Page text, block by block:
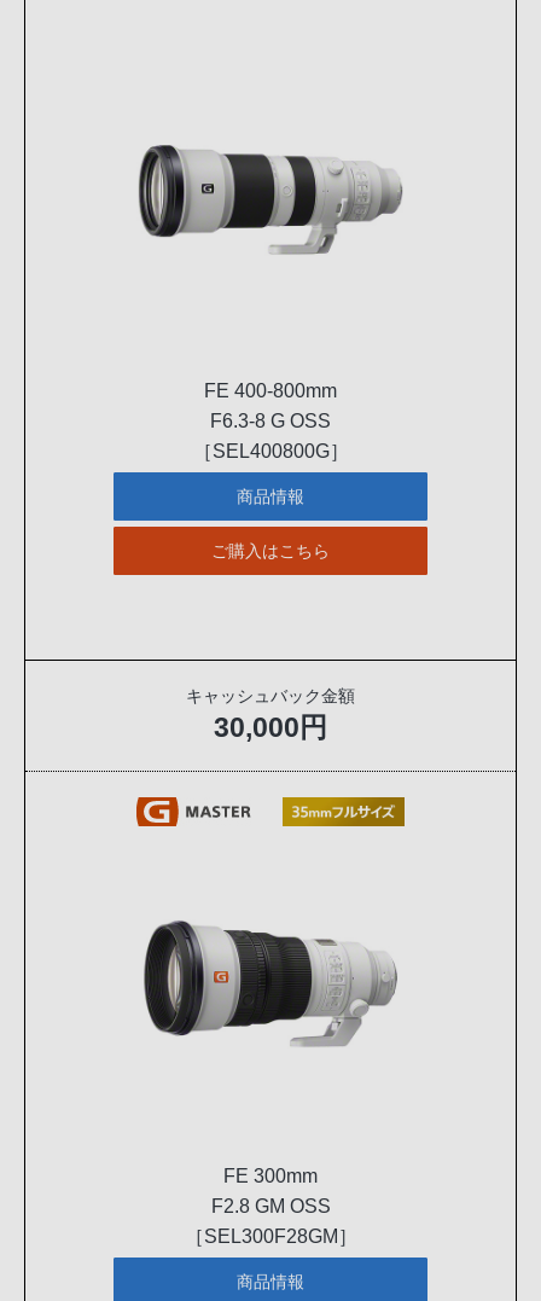
FE 400-800mm
F6.3-8 G OSS
［SEL400800G］
商品情報
ご購入はこちら
キャッシュバック金額
30,000円
FE 300mm
F2.8 GM OSS
［SEL300F28GM］
商品情報